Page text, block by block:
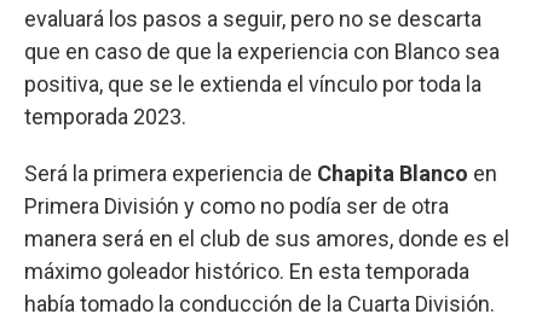
evaluará los pasos a seguir, pero no se descarta
que en caso de que la experiencia con Blanco sea
positiva, que se le extienda el vínculo por toda la
temporada 2023.
Será la primera experiencia de Chapita Blanco en
Primera División y como no podía ser de otra
manera será en el club de sus amores, donde es el
máximo goleador histórico. En esta temporada
había tomado la conducción de la Cuarta División.